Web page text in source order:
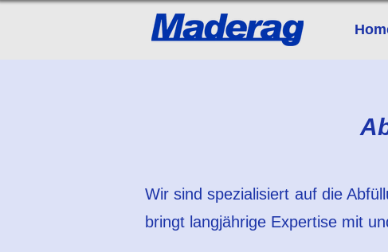
Wir sind spezialisiert auf die
bringt langjährige Expertise mit